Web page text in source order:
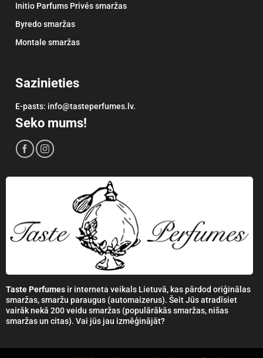
Initio Parfums Privés smaržas
Byredo smaržas
Montale smaržas
Sazinieties
E-pasts: info@tasteperfumes.lv.
Seko mums!
Taste Perfumesir interneta veikals Lietuvā, kas pārdod oriģinālas
smaržas, smaržu paraugus (automaizerus). Šeit Jūs atradīsiet
vairāk nekā 200 veidu smaržas (populārākās smaržas, nišas
smaržas un citas). Vai jūs jau izmēģinājāt?